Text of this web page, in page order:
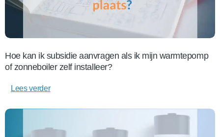
Hoe kan ik subsidie aanvragen als ik mijn warmtepomp
of zonneboiler zelf installeer?
Lees verder